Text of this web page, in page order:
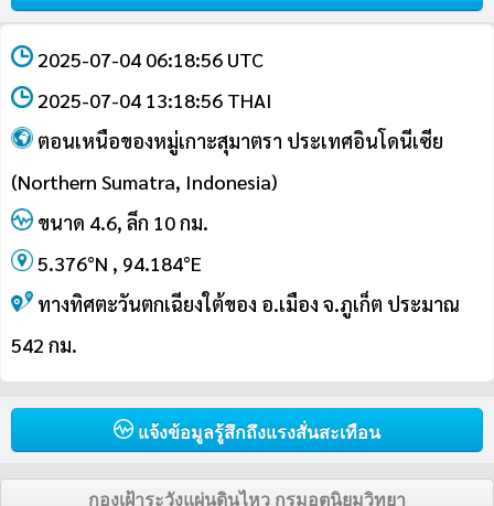
2025-07-04 06:18:56 UTC
2025-07-04 13:18:56 THAI
ตอนเหนือของหมู่เกาะสุมาตรา ประเทศอินโดนีเซีย
(Northern Sumatra, Indonesia)
ขนาด 4.6, ลึก 10 กม.
5.376°N , 94.184°E
ทางทิศตะวันตกเฉียงใต้ของ อ.เมือง จ.ภูเก็ต ประมาณ
542 กม.
แจ้งข้อมูลรู้สึกถึงแรงสั่นสะเทือน
กองเฝ้าระวังแผ่นดินไหว กรมอุตุนิยมวิทยา